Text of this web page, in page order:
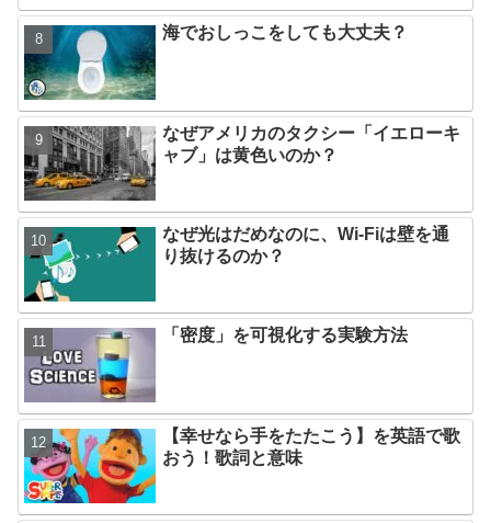
海でおしっこをしても大丈夫？
なぜアメリカのタクシー「イエローキ
ャブ」は黄色いのか？
なぜ光はだめなのに、Wi-Fiは壁を通
り抜けるのか？
「密度」を可視化する実験方法
【幸せなら手をたたこう】を英語で歌
おう！歌詞と意味